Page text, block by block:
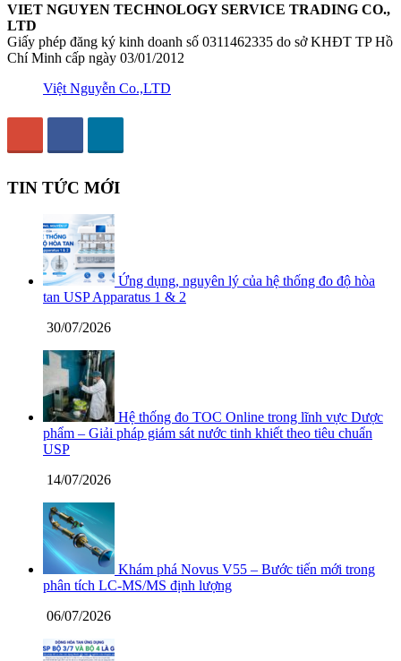
VIET NGUYEN TECHNOLOGY SERVICE TRADING CO.,
LTD
Giấy phép đăng ký kinh doanh số 0311462335 do sở KHĐT TP Hồ
Chí Minh cấp ngày 03/01/2012
Việt Nguyễn Co.,LTD
TIN TỨC MỚI
Ứng dụng, nguyên lý của hệ thống đo độ hòa
tan USP Apparatus 1 & 2
30/07/2026
Hệ thống đo TOC Online trong lĩnh vực Dược
phẩm – Giải pháp giám sát nước tinh khiết theo tiêu chuẩn
USP
14/07/2026
Khám phá Novus V55 – Bước tiến mới trong
phân tích LC-MS/MS định lượng
06/07/2026